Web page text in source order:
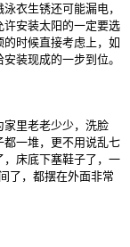
衣生锈还可能漏电，
安装太阳的一定要选
时候直接考虑上，如
装现成的一步到位。
家里老老少少，洗脸
一堆，更不用说乱七
，床底下塞鞋子了，一
了，都摆在外面非常